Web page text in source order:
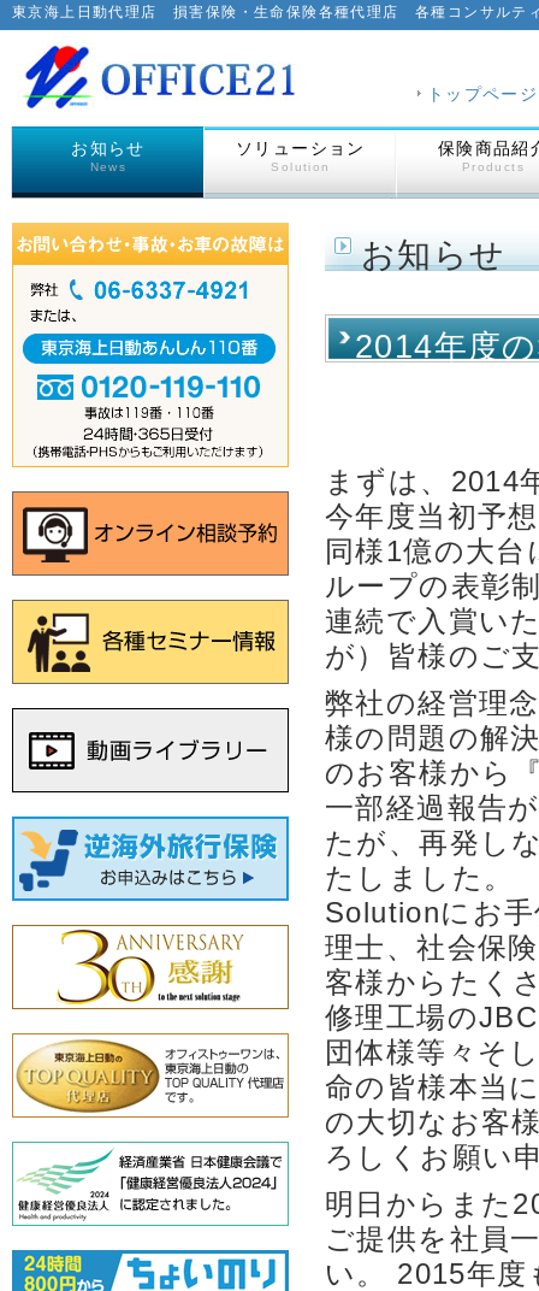
東京海上日動代理店 損害保険・生命保険各種代理店 各種コンサルテ
トップページ
お知らせ
News
ソリューション
Solution
保険商品紹
Products
お知らせ
2014年度
まずは、2014
今年度当初予
同様1億の大
ループの表彰
連続で入賞い
が）皆様のご
弊社の経営理
様の問題の解
のお客様から
一部経過報告
たが、再発し
たしました。
Solutionにお
理士、社会保
客様からたく
修理工場の
団体様等々そ
命の皆様本当
の大切なお客
ろしくお願い
明日からまた
ご提供を社員
い。 2015年